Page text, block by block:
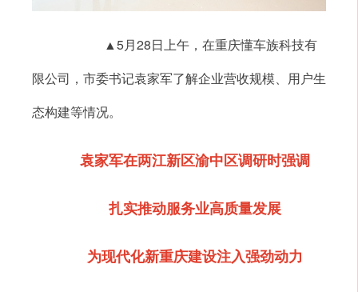
▲5月28日上午，在重庆懂车族科技有
限公司，市委书记袁家军了解企业营收规模、用户生
态构建等情况。
袁家军在两江新区渝中区调研时强调
扎实推动服务业高质量发展
为现代化新重庆建设注入强劲动力